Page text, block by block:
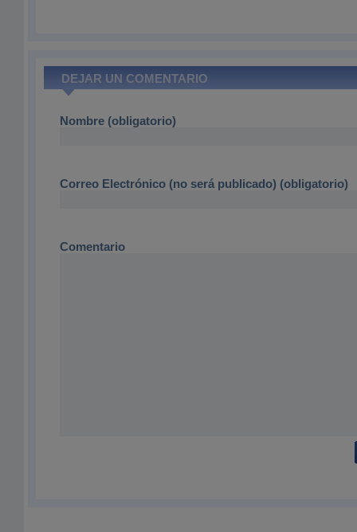
DEJAR UN COMENTARIO
Nombre (obligatorio)
Correo Electrónico (no será publicado) (obligatorio)
Comentario